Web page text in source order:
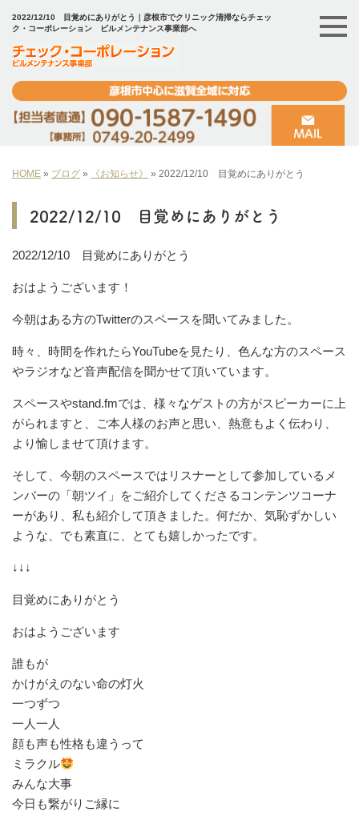
2022/12/10 目覚めにありがとう｜彦根市でクリニック清掃ならチェッ
ク・コーポレーション ビルメンテナンス事業部へ
HOME » ブログ » 《お知らせ》 » 2022/12/10 目覚めにありがとう
2022/12/10 目覚めにありがとう
2022/12/10 目覚めにありがとう
おはようございます！
今朝はある方のTwitterのスペースを聞いてみました。
時々、時間を作れたらYouTubeを見たり、色んな方のスペース
やラジオなど音声配信を聞かせて頂いています。
スペースやstand.fmでは、様々なゲストの方がスピーカーに上
がられますと、ご本人様のお声と思い、熱意もよく伝わり、
より愉しませて頂けます。
そして、今朝のスペースではリスナーとして参加しているメ
ンバーの「朝ツイ」をご紹介してくださるコンテンツコーナ
ーがあり、私も紹介して頂きました。何だか、気恥ずかしい
ような、でも素直に、とても嬉しかったです。
↓↓↓
目覚めにありがとう
おはようございます
誰もが
かけがえのない命の灯火
一つずつ
一人一人
顔も声も性格も違うって
ミラクル
みんな大事
今日も繋がりご縁に